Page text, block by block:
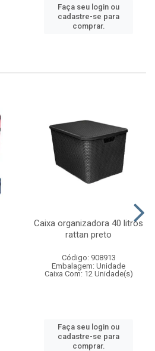
Faça seu login ou
cadastre-se para
comprar.
Caixa organizadora 40 litros
rattan preto
Código: 908913
Embalagem: Unidade
Caixa Com: 12 Unidade(s)
Faça seu login ou
cadastre-se para
comprar.